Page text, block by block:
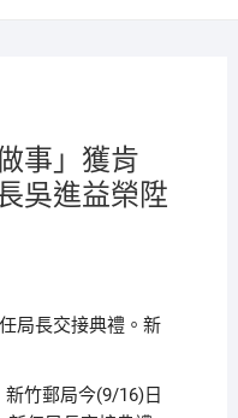
事」獲肯
吳進益榮陞
局長交接典禮。新
新竹郵局今(9/16)日